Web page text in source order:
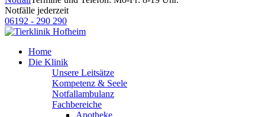
Notfälle jederzeit
06192 - 290 290
Home
Die Klinik
Unsere Leitsätze
Kompetenz & Seele
Notfallambulanz
Fachbereiche
Apotheke